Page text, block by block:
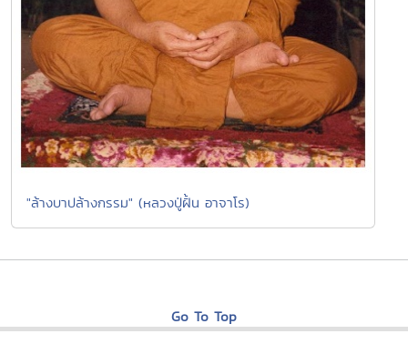
"ล้างบาปล้างกรรม" (หลวงปู่ฝั้น อาจาโร)
Go To Top